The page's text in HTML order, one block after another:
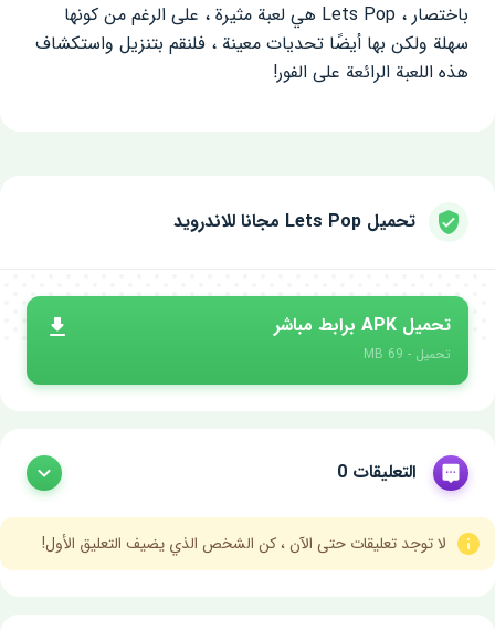
باختصار ، Lets Pop هي لعبة مثيرة ، على الرغم من كونها
سهلة ولكن بها أيضًا تحديات معينة ، فلنقم بتنزيل واستكشاف
هذه اللعبة الرائعة على الفور!
تحميل Lets Pop مجانا للاندرويد
تحميل APK برابط مباشر
تحميل - 69 MB
التعليقات 0
لا توجد تعليقات حتى الآن ، كن الشخص الذي يضيف التعليق الأول!